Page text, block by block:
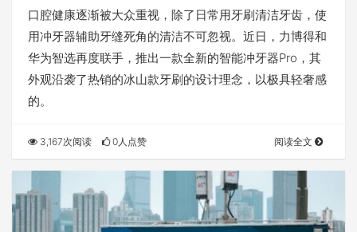
售，冰山家族又添新成员
口腔健康逐渐被大众重视，除了日常用牙刷清洁牙齿，使
用冲牙器辅助牙缝死角的清洁不可忽视。近日，力博得和
华为智选再度联手，推出一款全新的智能冲牙器Pro，其
外观沿袭了热销的冰山款牙刷的设计理念，以极具轻奢感
的。
3,167次阅读 0人点赞 阅读全文